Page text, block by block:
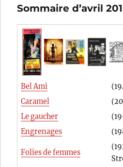
l’article
Sommaire d’avril
Bel Ami
Caramel
Le gaucher
Engrenages
Folies de femmes